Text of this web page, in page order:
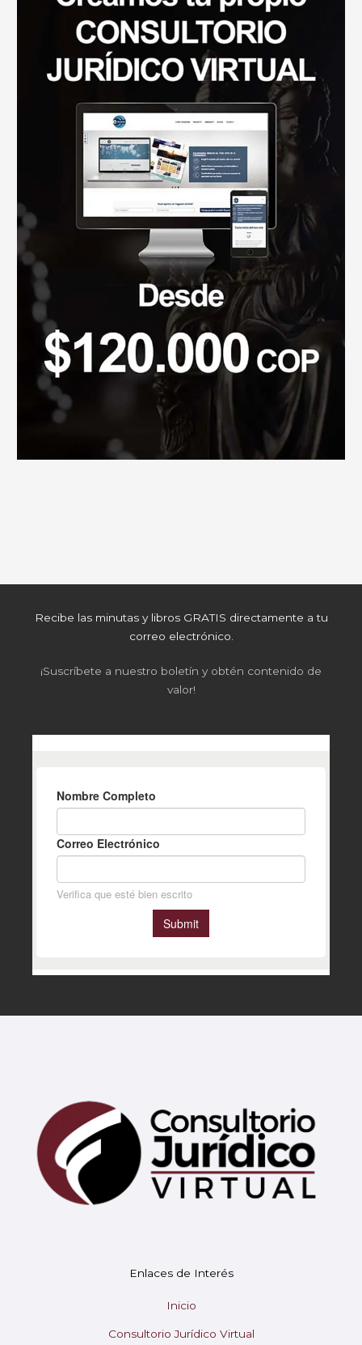
Recibe las minutas y libros GRATIS directamente a tu
correo electrónico.
¡Suscríbete a nuestro boletín y obtén contenido de
valor!
Enlaces de Interés
Inicio
Consultorio Jurídico Virtual
Mary
Soy Mary tu asistente virtual.